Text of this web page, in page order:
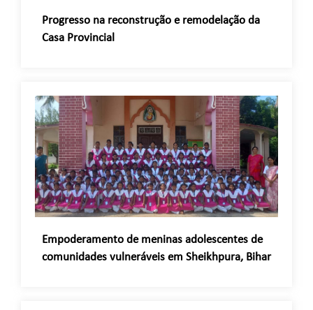
Progresso na reconstrução e remodelação da
Casa Provincial
Empoderamento de meninas adolescentes de
comunidades vulneráveis em Sheikhpura, Bihar